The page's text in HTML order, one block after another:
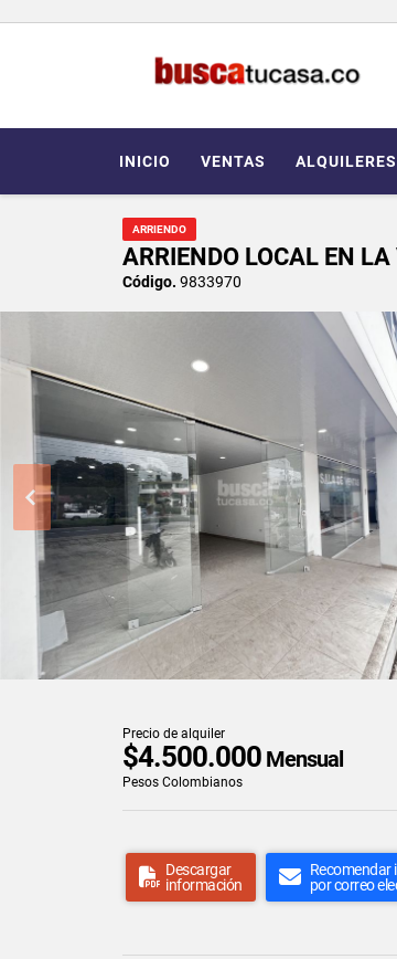
INICIO VENTAS ALQUILERES
ARRIENDO
ARRIENDO LOCAL EN LA
Código. 9833970
Precio de alquiler
$4.500.000 Mensual
Pesos Colombianos
Descargar
información
Recomendar
por correo